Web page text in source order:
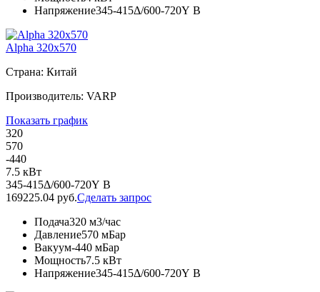
Напряжение345-415Δ/600-720Y В
Alpha 320x570
Страна: Китай
Производитель: VARP
Показать график
320
570
-440
7.5 кВт
345-415Δ/600-720Y В
169225.04 руб.Сделать запрос
Подача320 м3/час
Давление570 мБар
Вакуум-440 мБар
Мощность7.5 кВт
Напряжение345-415Δ/600-720Y В